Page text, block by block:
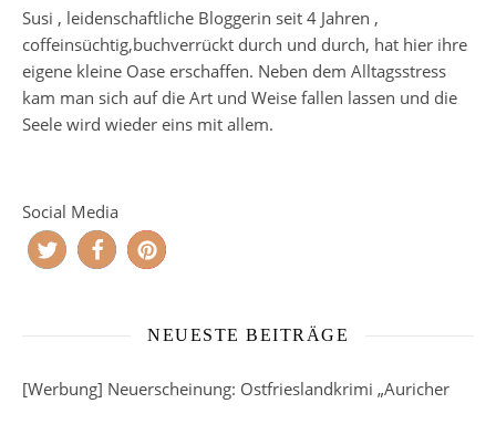
Susi , leidenschaftliche Bloggerin seit 4 Jahren ,
coffeinsüchtig,buchverrückt durch und durch, hat hier ihre
eigene kleine Oase erschaffen. Neben dem Alltagsstress
kam man sich auf die Art und Weise fallen lassen und die
Seele wird wieder eins mit allem.
Social Media
NEUESTE BEITRÄGE
[Werbung] Neuerscheinung: Ostfrieslandkrimi „Auricher